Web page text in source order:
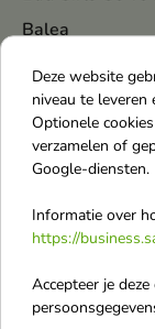
Balea
Balenciaga
Bambino
Bambino
Bandi
Barwa
BasicLab
Baśka
Batiste
Deze website
niveau te
Optionele
verzamelen of
Google-diensten.
Informatie over
https://
Accepteer je